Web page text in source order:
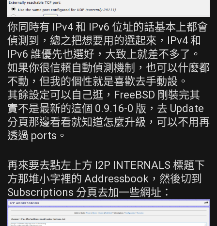
你同時有 IPv4 和 IPv6 位址的話基本上都會
偵測到，總之把想要用的選起來，IPv4 和
IPv6 誰優先也選好，大致上就差不多了。
如果你很信賴自動偵測機制，也可以什麼都
不動，但我的個性就是喜歡去手動設。
其餘設定可以自己逛，FreeBSD 剛裝完其
實不是最新的這個 0.9.16-0 版，去 Update
分頁那邊看看就知道怎麼升級，可以不用再
透過 ports。
再來要去點左上方 I2P INTERNALS 標題下
方那堆小字裡的 Addressbook，然後切到
Subscriptions 分頁去加一些網址：